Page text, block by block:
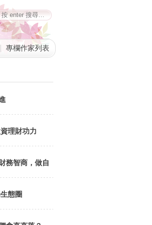
專欄作家列表
場生態圈
價市場，許多想買房的民眾在無能為力下只能轉而
成長。不過在出租前，必須了解我國於106年公布
理財功力
務智商，做自
態圈